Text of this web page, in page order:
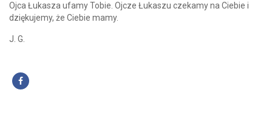
Ojca Łukasza ufamy Tobie. Ojcze Łukaszu czekamy na Ciebie i
dziękujemy, że Ciebie mamy.
J. G.